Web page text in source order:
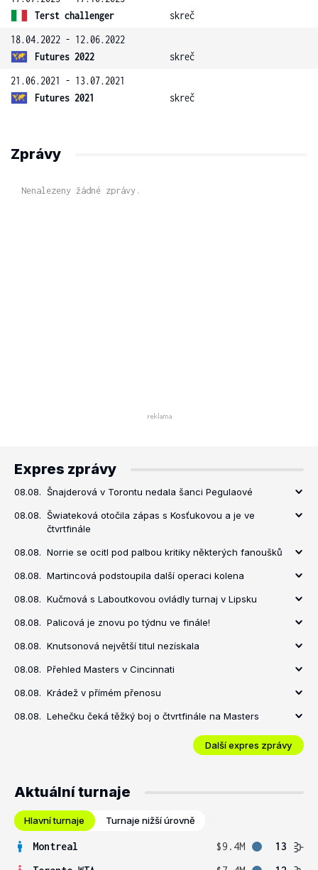
Terst challenger
skreč
18.04.2022 - 12.06.2022
Futures 2022
skreč
21.06.2021 - 13.07.2021
Futures 2021
skreč
Zprávy
Nenalezeny žádné zprávy.
Expres zprávy
08.08. Šnajderová v Torontu nedala šanci Pegulaové
08.08. Šwiateková otočila zápas s Kosťukovou a je ve
čtvrtfinále
08.08. Norrie se ocitl pod palbou kritiky některých fanoušků
08.08. Martincová podstoupila další operaci kolena
08.08. Kučmová s Laboutkovou ovládly turnaj v Lipsku
08.08. Palicová je znovu po týdnu ve finále!
08.08. Knutsonová největší titul nezískala
08.08. Přehled Masters v Cincinnati
08.08. Krádež v přímém přenosu
08.08. Lehečku čeká těžký boj o čtvrtfinále na Masters
Další expres zprávy
Aktuální turnaje
Hlavní turnaje Turnaje nižší úrovně
Montreal $9.4M
13